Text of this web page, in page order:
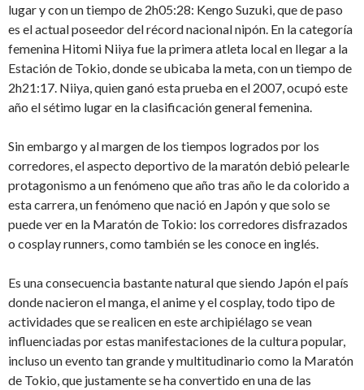
lugar y con un tiempo de 2h05:28: Kengo Suzuki, que de paso
es el actual poseedor del récord nacional nipón. En la categoría
femenina Hitomi Niiya fue la primera atleta local en llegar a la
Estación de Tokio, donde se ubicaba la meta, con un tiempo de
2h21:17. Niiya, quien ganó esta prueba en el 2007, ocupó este
año el sétimo lugar en la clasificación general femenina.
Sin embargo y al margen de los tiempos logrados por los
corredores, el aspecto deportivo de la maratón debió pelearle
protagonismo a un fenómeno que año tras año le da colorido a
esta carrera, un fenómeno que nació en Japón y que solo se
puede ver en la Maratón de Tokio: los corredores disfrazados
o cosplay runners, como también se les conoce en inglés.
Es una consecuencia bastante natural que siendo Japón el país
donde nacieron el manga, el anime y el cosplay, todo tipo de
actividades que se realicen en este archipiélago se vean
influenciadas por estas manifestaciones de la cultura popular,
incluso un evento tan grande y multitudinario como la Maratón
de Tokio, que justamente se ha convertido en una de las